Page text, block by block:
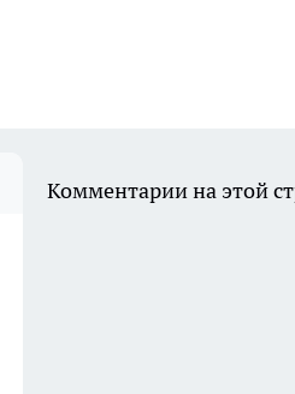
Комментарии на этой